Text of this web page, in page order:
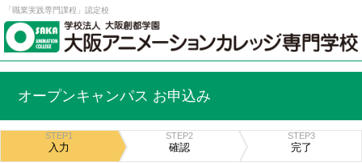
「職業実践専門課程」認定校
オープンキャンパス お申込み
STEP1
入力
STEP2
確認
STEP3
完了